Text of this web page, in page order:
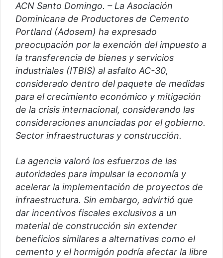
e
c
t
r
ó
n
i
c
ACN Santo Domingo. – La Asociación
Dominicana de Productores de Cemento
Portland (Adosem) ha expresado
preocupación por la exención del impuesto a
la transferencia de bienes y servicios
industriales (ITBIS) al asfalto AC-30,
considerado dentro del paquete de medidas
para el crecimiento económico y mitigación
de la crisis internacional, considerando las
consideraciones anunciadas por el gobierno.
Sector infraestructuras y construcción.
La agencia valoró los esfuerzos de las
autoridades para impulsar la economía y
acelerar la implementación de proyectos de
infraestructura. Sin embargo, advirtió que
dar incentivos fiscales exclusivos a un
material de construcción sin extender
beneficios similares a alternativas como el
cemento y el hormigón podría afectar la libre